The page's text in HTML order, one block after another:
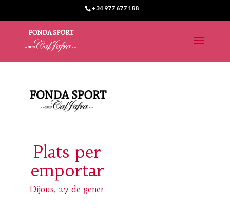
+34 977 677 188
Plats per
emportar
Dijous, 27 de gener